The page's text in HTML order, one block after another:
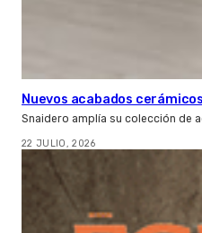
Nuevos acabados
Snaidero amplía su colección de
22 JULIO, 2026